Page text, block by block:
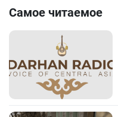
Самое читаемое